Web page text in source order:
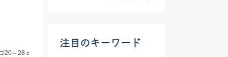
20～28ｃ
注目のキーワード